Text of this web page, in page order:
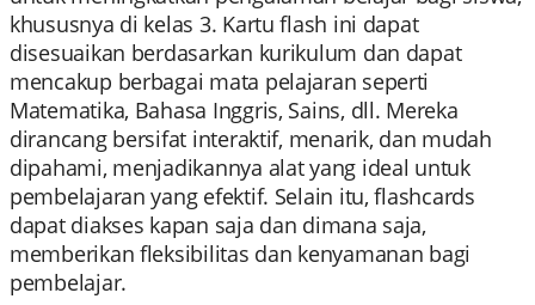
khususnya di kelas 3. Kartu flash ini dapat
disesuaikan berdasarkan kurikulum dan dapat
mencakup berbagai mata pelajaran seperti
Matematika, Bahasa Inggris, Sains, dll. Mereka
dirancang bersifat interaktif, menarik, dan mudah
dipahami, menjadikannya alat yang ideal untuk
pembelajaran yang efektif. Selain itu, flashcards
dapat diakses kapan saja dan dimana saja,
memberikan fleksibilitas dan kenyamanan bagi
pembelajar.